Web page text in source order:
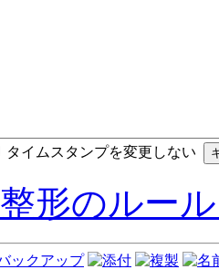
タイムスタンプを変更しない
形のルー